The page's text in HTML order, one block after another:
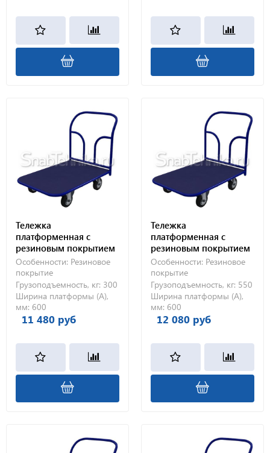
Тележка
платформенная с
резиновым покрытием
ТПР 3 (600х1000) 125-Ч
Особенности: Резиновое
покрытие
Грузоподъемность, кг: 300
Ширина платформы (А),
мм: 600
11 480 руб
Тележка
платформенная с
резиновым покрытием
ТПР 2 (600х900) 200-Ч
Особенности: Резиновое
покрытие
Грузоподъемность, кг: 550
Ширина платформы (А),
мм: 600
12 080 руб